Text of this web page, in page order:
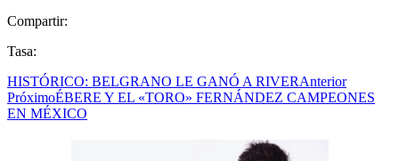
Compartir:
Tasa:
HISTÓRICO: BELGRANO LE GANÓ A RIVERAnterior
PróximoÉBERE Y EL «TORO» FERNÁNDEZ CAMPEONES
EN MÉXICO